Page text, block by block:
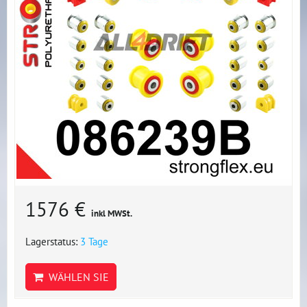
1576 € inkl MWSt.
Lagerstatus: 3 Tage
WÄHLEN SIE